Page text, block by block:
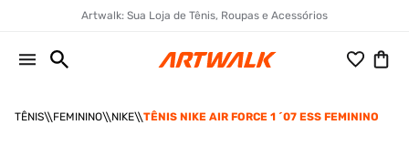
Artwalk: Sua Loja de Tênis, Roupas e Acessórios
TÊNIS FEMININO NIKE TÊNIS NIKE AIR FORCE 1 ´07 ESS FEMININO